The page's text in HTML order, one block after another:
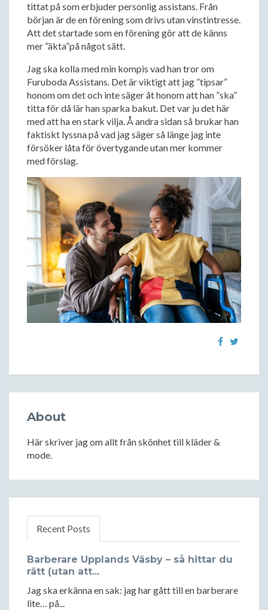
tittat på som erbjuder personlig assistans. Från
början är de en förening som drivs utan vinstintresse.
Att det startade som en förening gör att de känns
mer ”äkta”på något sätt.
Jag ska kolla med min kompis vad han tror om
Furuboda Assistans. Det är viktigt att jag ”tipsar”
honom om det och inte säger åt honom att han ”ska”
titta för då lär han sparka bakut. Det var ju det här
med att ha en stark vilja. Å andra sidan så brukar han
faktiskt lyssna på vad jag säger så länge jag inte
försöker låta för övertygande utan mer kommer
med förslag.
About
Här skriver jag om allt från skönhet till kläder &
mode.
Recent Posts
Barberare Upplands Väsby – så hittar du
rätt (utan att...
Jag ska erkänna en sak: jag har gått till en barberare
lite… på...